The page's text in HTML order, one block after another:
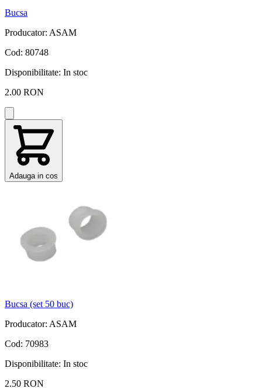
Bucsa
Producator: ASAM
Cod: 80748
Disponibilitate: In stoc
2.00 RON
Adauga in cos
Bucsa (set 50 buc)
Producator: ASAM
Cod: 70983
Disponibilitate: In stoc
2.50 RON